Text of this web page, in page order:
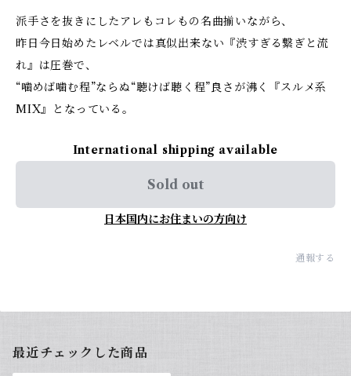
派手さを抜きにしたアレもコレもの名曲揃いながら、
昨日今日始めたレベルでは真似出来ない『渋すぎる繋ぎと流
れ』は圧巻で、
“噛めば噛む程”ならぬ“聴けば聴く程”良さが沸く『スルメ系
MIX』となっている。
International shipping available
Sold out
日本国内にお住まいの方向け
通報する
最近チェックした商品